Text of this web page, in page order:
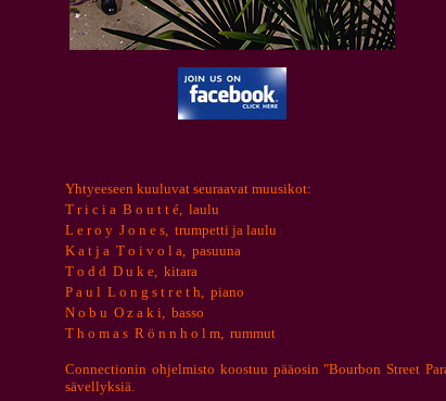
Yhtyeeseen kuuluvat seuraavat muusikot:
T r i c i a B o u t t é, laulu
L e r o y J o n e s, trumpetti ja laulu
K a t j a T o i v o l a, pasuuna
T o d d D u k e, kitara
P a u l L o n g s t r e t h, piano
N o b u O z a k i, basso
T h o m a s R ö n n h o l m, rummut
Connectionin ohjelmisto koostuu pääosin "Bourbon Street
sävellyksiä.